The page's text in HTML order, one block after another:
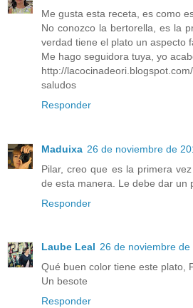
Me gusta esta receta, es como
No conozco la bertorella, es la
verdad tiene el plato un aspecto
Me hago seguidora tuya, yo
http://lacocinadeori.blogspot.com/
saludos
Responder
Maduixa 26 de noviembre de
Pilar, creo que es la primera
de esta manera. Le debe dar un
Responder
Laube Leal 26 de noviembre
Qué buen color tiene este plato,
Un besote
Responder